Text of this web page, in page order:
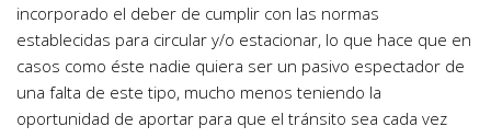
incorporado el deber de cumplir con las normas
establecidas para circular y/o estacionar, lo que hace que en
casos como éste nadie quiera ser un pasivo espectador de
una falta de este tipo, mucho menos teniendo la
oportunidad de aportar para que el tránsito sea cada vez